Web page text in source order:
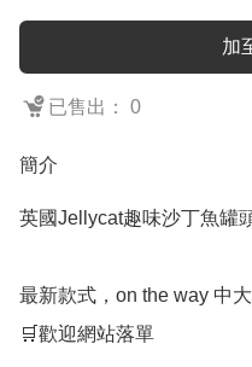
加
已售出： 0
簡介
英國Jellycat趣味沙丁魚罐
最新款式，on the way 中
🛒歡迎網站落單